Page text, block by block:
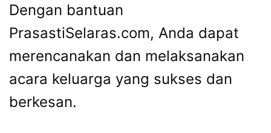
Dengan bantuan
PrasastiSelaras.com, Anda dapat
merencanakan dan melaksanakan
acara keluarga yang sukses dan
berkesan.